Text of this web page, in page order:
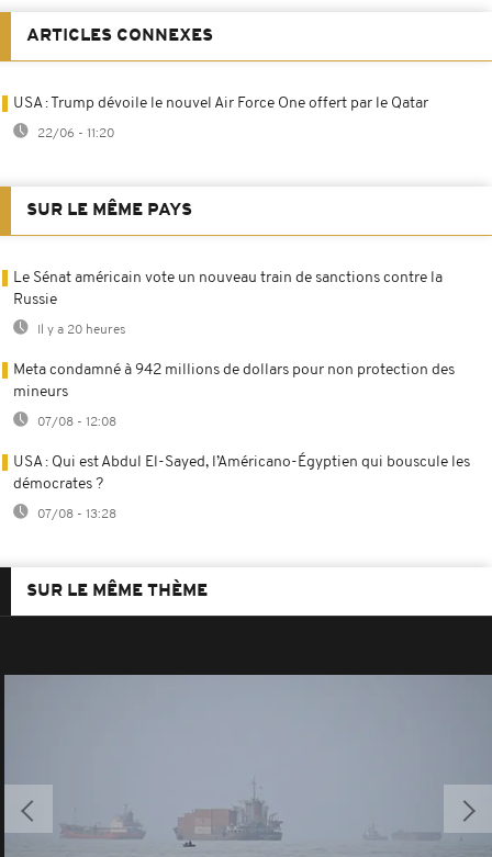
ARTICLES CONNEXES
USA : Trump dévoile le nouvel Air Force One offert par le Qatar
22/06 - 11:20
SUR LE MÊME PAYS
Le Sénat américain vote un nouveau train de sanctions contre la
Russie
Il y a 20 heures
Meta condamné à 942 millions de dollars pour non protection des
mineurs
07/08 - 12:08
USA : Qui est Abdul El-Sayed, l’Américano-Égyptien qui bouscule les
démocrates ?
07/08 - 13:28
SUR LE MÊME THÈME